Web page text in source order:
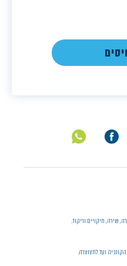
שירה, חיקויים וריקוד..
ועד לחצוצרה.